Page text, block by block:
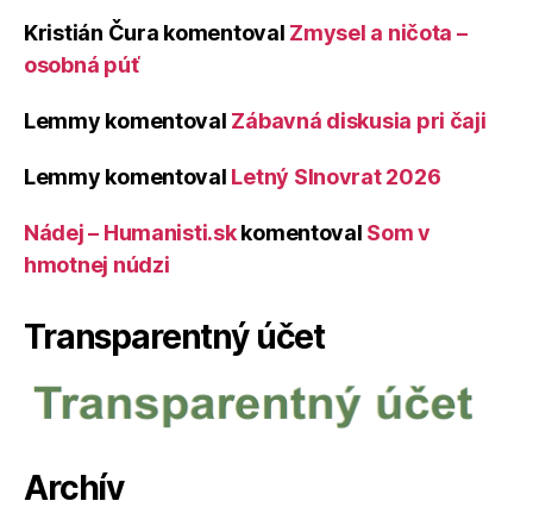
Kristián Čura komentoval Zmysel a ničota –
osobná púť
Lemmy komentoval Zábavná diskusia pri čaji
Lemmy komentoval Letný Slnovrat 2026
Nádej – Humanisti.skkomentoval Som v
hmotnej núdzi
Transparentný účet
Archív